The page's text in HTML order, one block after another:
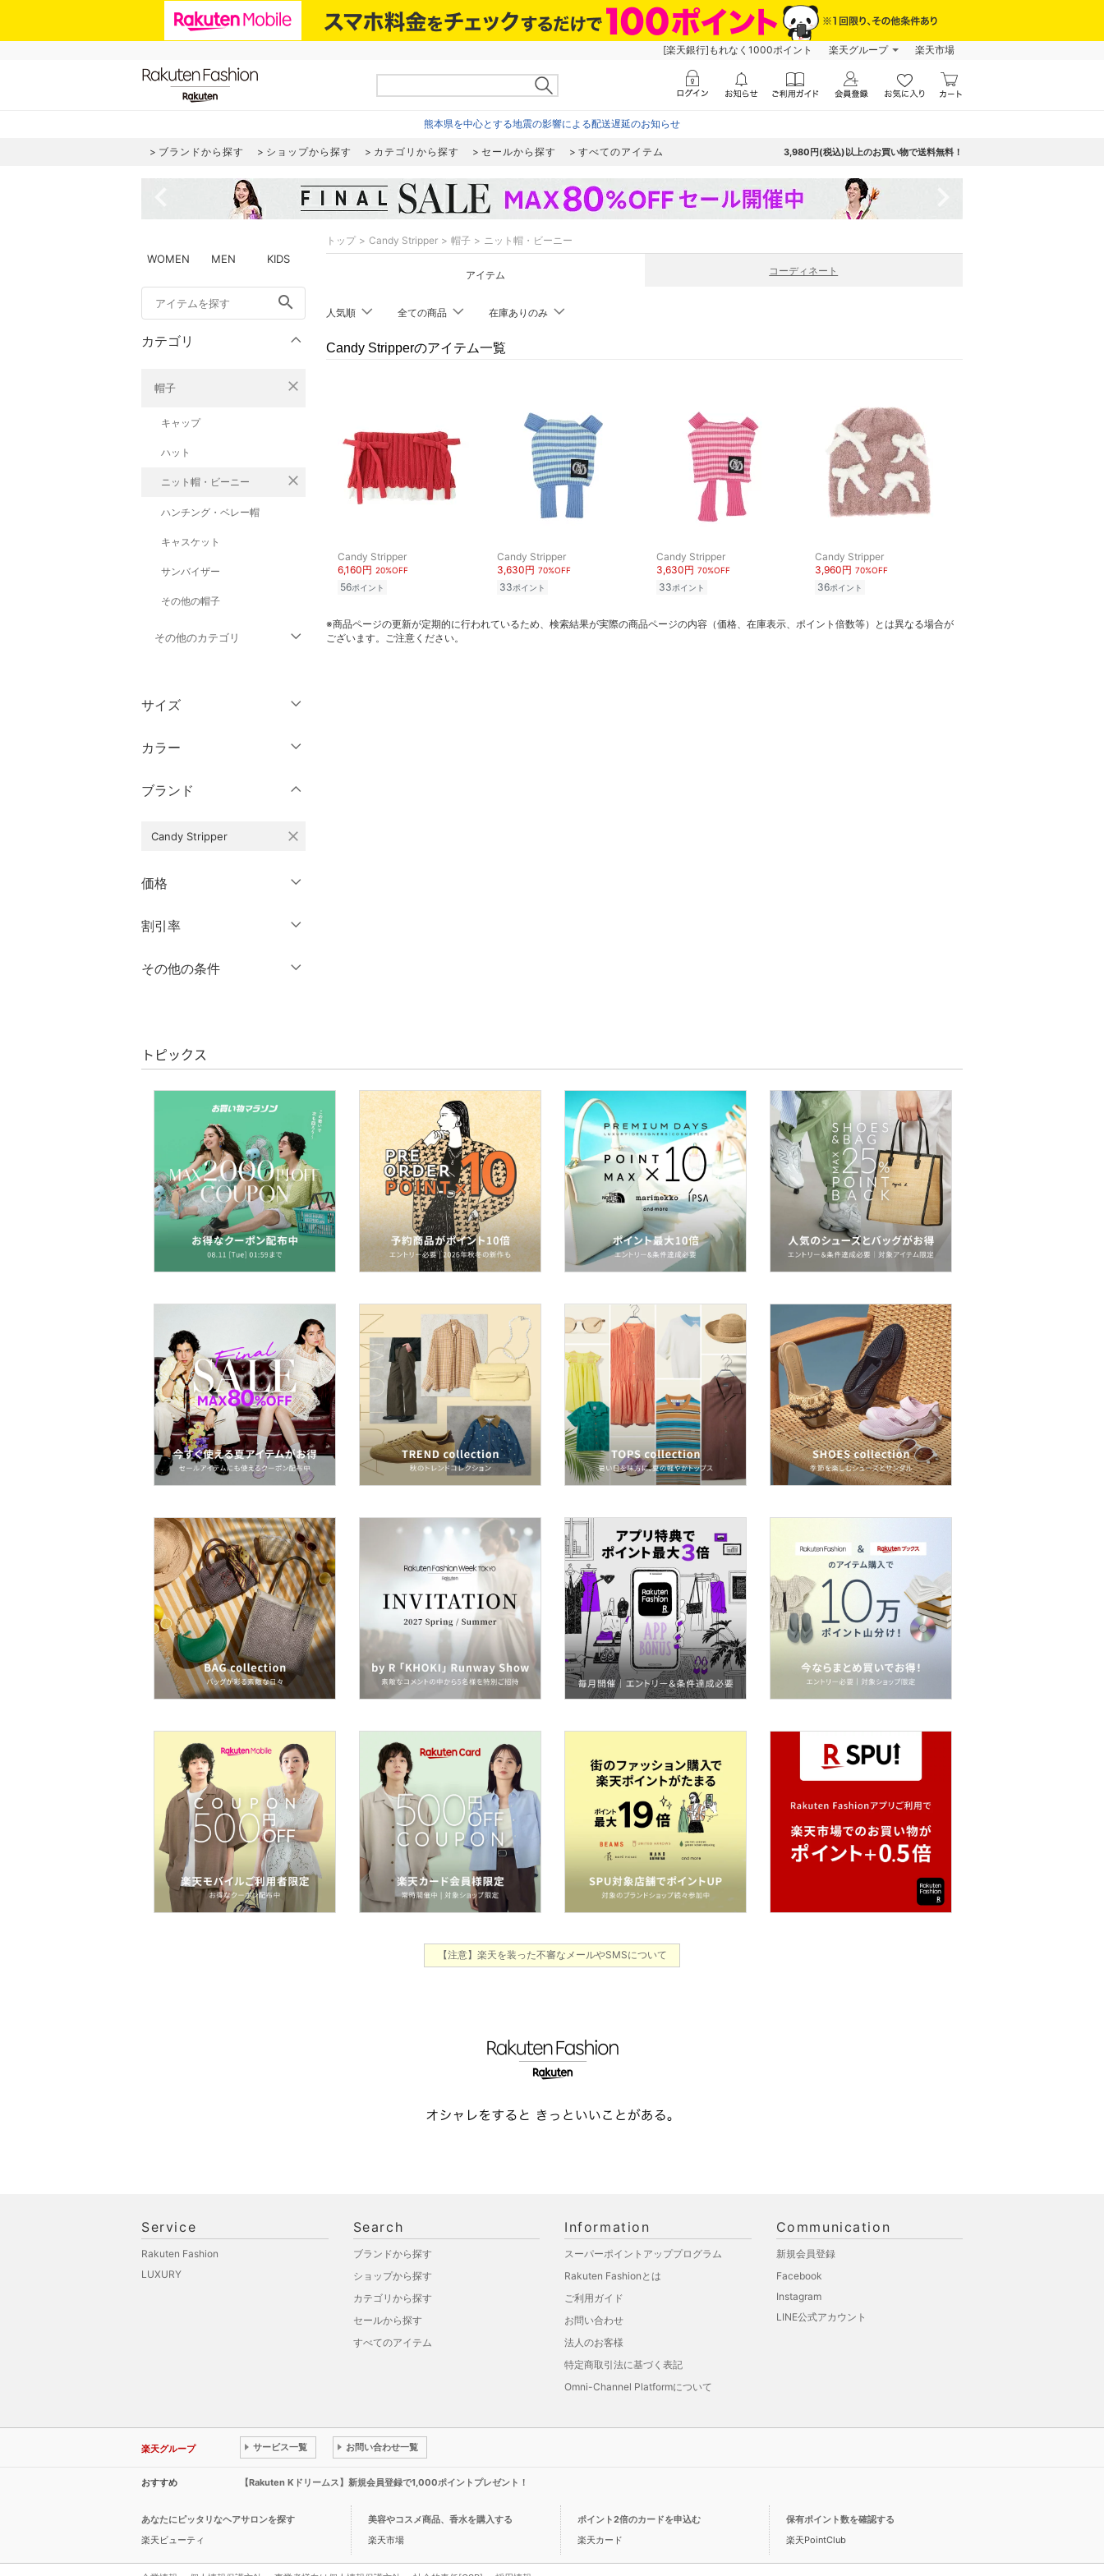
[楽天銀行]もれなく1000ポイント 楽天グループ 楽天市場
熊本県を中心とする地震の影響による配送遅延のお知らせ
ブランドから探す ショップから探す カテゴリから探す セールから探す すべてのアイテム 3,980円(税込)以上のお買い物で送料無料！
WOMEN MEN KIDS
search
カテゴリ
帽子 close
キャップ
ハット
ニット帽・ビーニー close
ハンチング・ベレー帽
キャスケット
サンバイザー
その他の帽子
その他のカテゴリ
パンツ
ワンピース・ドレス
スカート
ーオール
バッグ
シューズ・靴
財布・ポーチ・ケース
ヘアアクセサリー
マタニティウェア・ベビ
着物・浴衣・和装小物
スキンケア
ベースメイク
ネイル
ボディケア・オーラルケ
ア
ヘアケア
フレグランス
メイク道具・美容器具
コフレ・キット・セット
食器・調理器具・キッチ
ン用品
インテリア・生活雑貨
スマホグッズ・オーディ
オ機器
スポーツ・アウトドア用
サイズ
M
カラー
クリア
ブランド
Candy Stripper close
価格
絞り込み
割引率
％OFF～ ％OFF
その他の条件
クリア 絞り込み
トップ Candy Stripper 帽子 ニット帽・ビーニー
アイテム コーディネート
人気順 全ての商品 在庫ありのみ
Candy Stripperのアイテム一覧
Candy Stripper
6,160円 20%OFF
56ポイント
Candy Stripper
3,630円 70%OFF
33ポイント
Candy Stripper
3,630円 70%OFF
33ポイント
Candy Stripper
3,960円 70%OFF
36ポイント
※商品ページの更新が定期的に行われているため、検索結果が実際の商品ページの内容（価格、在庫表示、ポイント倍数等）とは異なる場合が
ございます。ご注意ください。
トピックス
【注意】楽天を装った不審なメールやSMSについて
Service
Rakuten Fashion
LUXURY
Search
ブランドから探す
ショップから探す
カテゴリから探す
セールから探す
すべてのアイテム
Information
スーパーポイントアッププログラム
Rakuten Fashionとは
ご利用ガイド
お問い合わせ
法人のお客様
特定商取引法に基づく表記
Omni-Channel Platformについて
Communication
新規会員登録
Facebook
Instagram
LINE公式アカウント
楽天グループ サービス一覧 お問い合わせ一覧
おすすめ 【Rakuten Kドリームス】新規会員登録で1,000ポイントプレゼント！
あなたにピッタリなヘアサロンを探す
楽天ビューティ
美容やコスメ商品、香水を購入する
楽天市場
ポイント2倍のカードを申込む
楽天カード
保有ポイント数を確認する
楽天PointClub